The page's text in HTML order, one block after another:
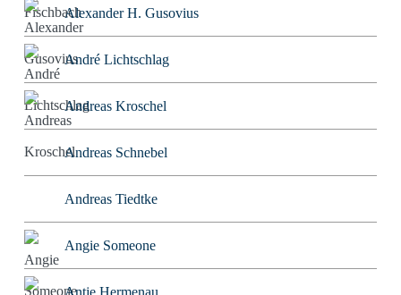
Alexander H. Gusovius
André Lichtschlag
Andreas Kroschel
Andreas Schnebel
Andreas Tiedtke
Angie Someone
Antje Hermenau